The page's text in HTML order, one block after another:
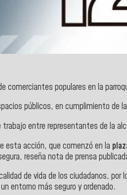
comerciantes populares en la
públicos, en cumplimiento de
entre representantes de la
esta acción, que comenzó en la
reseña nota de prensa
de vida de los ciudadanos,
entorno más seguro y ordenado.